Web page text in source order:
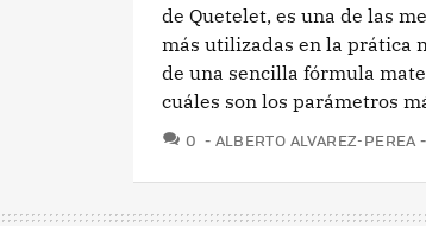
de Quetelet, es una de las
más utilizadas en la prática
de una sencilla fórmula
cuáles son los parámetros
0 COMENTARIOS
ALBERTO ALVAREZ-PEREA